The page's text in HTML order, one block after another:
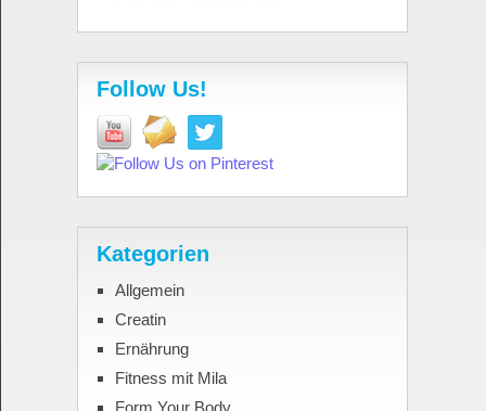
Follow Us!
Kategorien
Allgemein
Creatin
Ernährung
Fitness mit Mila